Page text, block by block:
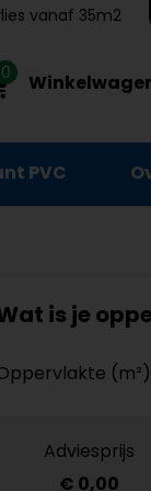
vanaf 35m2
0
PVC
is je
(m²)
Adviesprijs
€ 0,00